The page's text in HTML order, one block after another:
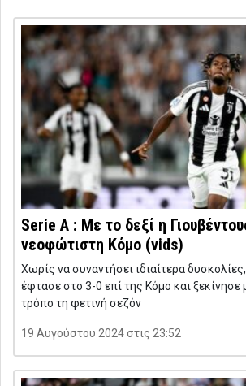
Serie A : Με το δεξί η
νεοφώτιστη Κόμο (vids)
Χωρίς να συναντήσει ιδιαίτερα
έφτασε στο 3-0 επί της Κόμο και ξεκίνησε
τρόπο τη φετινή σεζόν
19 Αυγούστου 2024 στις 23:52